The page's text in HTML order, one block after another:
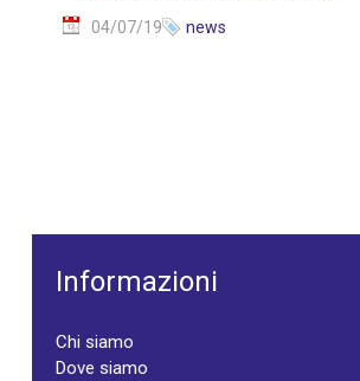
04/07/19 news
Informazioni
Chi siamo
Dove siamo